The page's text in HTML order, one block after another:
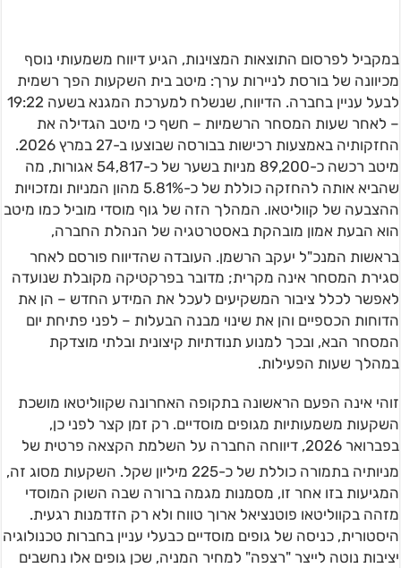
במקביל לפרסום התוצאות המצוינות, הגיע דיווח משמעותי נוסף
מכיוונה של בורסת לניירות ערך: מיטב בית השקעות הפך רשמית
לבעל עניין בחברה. הדיווח, שנשלח למערכת המגנא בשעה 19:22
– לאחר שעות המסחר הרשמיות – חשף כי מיטב הגדילה את
החזקותיה באמצעות רכישות בבורסה שבוצעו ב-27 במרץ 2026.
מיטב רכשה כ-89,200 מניות בשער של כ-54,817 אגורות, מה
שהביא אותה להחזקה כוללת של כ-5.81% מהון המניות ומזכויות
ההצבעה של קווליטאו. המהלך הזה של גוף מוסדי מוביל כמו מיטב
הוא הבעת אמון מובהקת באסטרטגיה של הנהלת החברה,
בראשות המנכ"ל יעקב הרשמן. העובדה שהדיווח פורסם לאחר
סגירת המסחר אינה מקרית; מדובר בפרקטיקה מקובלת שנועדה
לאפשר לכלל ציבור המשקיעים לעכל את המידע החדש – הן את
הדוחות הכספיים והן את שינוי מבנה הבעלות – לפני פתיחת יום
המסחר הבא, ובכך למנוע תנודתיות קיצונית ובלתי מוצדקת
במהלך שעות הפעילות.
זוהי אינה הפעם הראשונה בתקופה האחרונה שקווליטאו מושכת
השקעות משמעותיות מגופים מוסדיים. רק זמן קצר לפני כן,
בפברואר 2026, דיווחה החברה על השלמת הקצאה פרטית של
מניותיה בתמורה כוללת של כ-225 מיליון שקל
. השקעות מסוג זה,
המגיעות בזו אחר זו, מסמנות מגמה ברורה שבה השוק המוסדי
מזהה בקווליטאו פוטנציאל ארוך טווח ולא רק הזדמנות רגעית.
היסטורית, כניסה של גופים מוסדיים כבעלי עניין בחברות טכנולוגיה
יציבות נוטה לייצר "רצפה" למחיר המניה, שכן גופים אלו נחשבים